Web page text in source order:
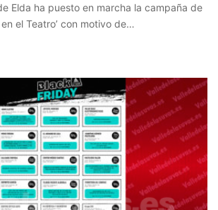
Elda ha puesto en marcha la campaña de
el Teatro’ con motivo de…